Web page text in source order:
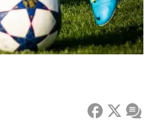
FACEBOOK
X ZPRÁVA